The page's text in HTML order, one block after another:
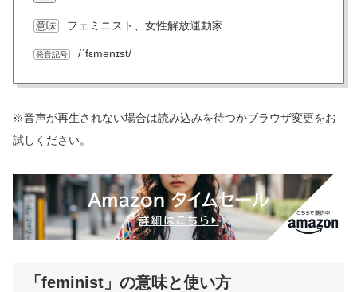
意味 フェミニスト、女性解放運動家
発音記号 /ˈfɛmənɪst/
※音声が再生されない場合は読み込みを待つかブラウザ変更をお
試しください。
「feminist」の意味と使い方